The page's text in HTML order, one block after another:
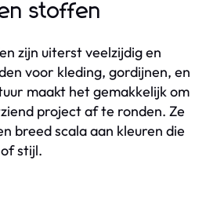
stoffen
zijn uiterst veelzijdig en
voor kleding, gordijnen, en
maakt het gemakkelijk om
project af te ronden. Ze
breed scala aan kleuren die
stijl.